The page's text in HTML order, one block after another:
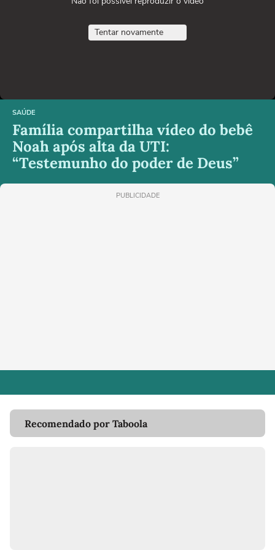
Tentar novamente
SAÚDE
Família compartilha vídeo do bebê
Noah após alta da UTI:
“Testemunho do poder de Deus”
PUBLICIDADE
Recomendado por Taboola